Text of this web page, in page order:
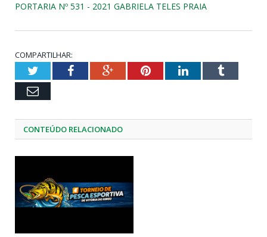
PORTARIA Nº 531 - 2021 GABRIELA TELES PRAIA
COMPARTILHAR:
TwitterFacebookGoogle+PinterestLinkedInTumblr
Email
CONTEÚDO RELACIONADO